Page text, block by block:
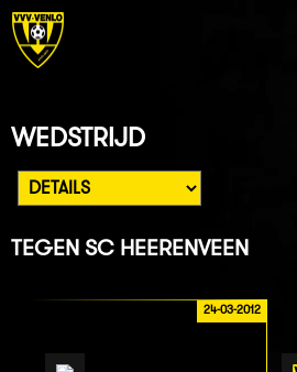
WEDSTRIJD
TEGEN SC HEERENVEEN
24-03-2012